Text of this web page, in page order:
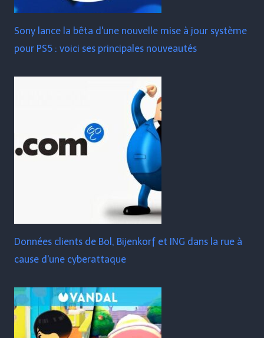
Sony lance la bêta d'une nouvelle mise à jour système
pour PS5 : voici ses principales nouveautés
Données clients de Bol, Bijenkorf et ING dans la rue à
cause d'une cyberattaque